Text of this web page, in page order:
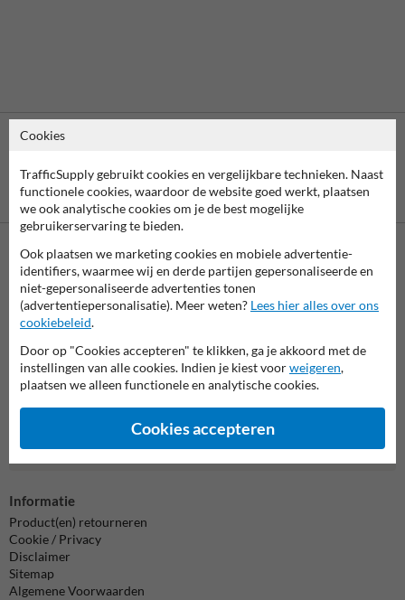
Betaling achteraf
is mogelijk
Neem contact met ons op
Wij zijn op werkdagen (van 8.00 tot 17.00) te bereiken op 038-
7920070.
Vragen? Stuur een e-mail naar
formulier in en we reageren zo spoedig mogelijk.
info@trafficsupply.nl
Alle contactgegevens
Informatie
Product(en) retourneren
Cookie / Privacy
Disclaimer
Sitemap
Algemene Voorwaarden
Cookies
TrafficSupply gebruikt cookies en vergelijkbare technieken. Naast
functionele cookies, waardoor de website goed werkt, plaatsen
we ook analytische cookies om je de best mogelijke
gebruikerservaring te bieden.
Ook plaatsen we marketing cookies en mobiele advertentie-
identifiers, waarmee wij en derde partijen gepersonaliseerde en
niet-gepersonaliseerde advertenties tonen
(advertentiepersonalisatie). Meer weten? Lees hier alles over ons
cookiebeleid.
Door op "Cookies accepteren" te klikken, ga je akkoord met de
instellingen van alle cookies. Indien je kiest voorweigeren,
plaatsen we alleen functionele en analytische cookies.
Cookies accepteren